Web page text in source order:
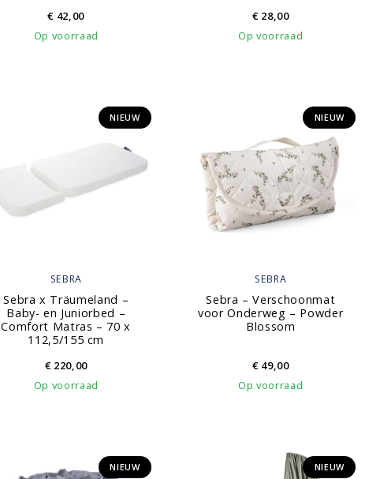
€ 42,00
Op voorraad
€28,00
Op voorraad
SEBRA
Sebra x Träumeland –
Baby- en Juniorbed –
Comfort Matras – 70 x
112,5/155 cm
NIEUW
€220,00
Op voorraad
SEBRA
Sebra – Verschoonmat
voor Onderweg – Powder
Blossom
NIEUW
€49,00
Op voorraad
NIEUW NIEUW